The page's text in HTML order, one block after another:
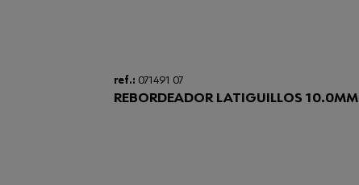
ref.: 071491 07
REBORDEADOR LATIGUILLOS 10.0MM